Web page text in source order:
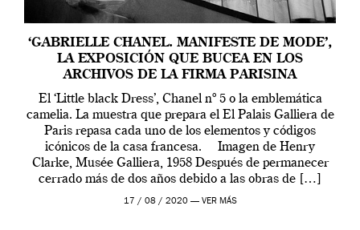
‘GABRIELLE CHANEL. MANIFESTE DE MODE’,
LA EXPOSICIÓN QUE BUCEA EN LOS
ARCHIVOS DE LA FIRMA PARISINA
El ‘Little black Dress’, Chanel nº 5 o la emblemática
camelia. La muestra que prepara el El Palais Galliera de
Paris repasa cada uno de los elementos y códigos
icónicos de la casa francesa. Imagen de Henry
Clarke, Musée Galliera, 1958 Después de permanecer
cerrado más de dos años debido a las obras de […]
17 / 08 / 2020 — VER MÁS